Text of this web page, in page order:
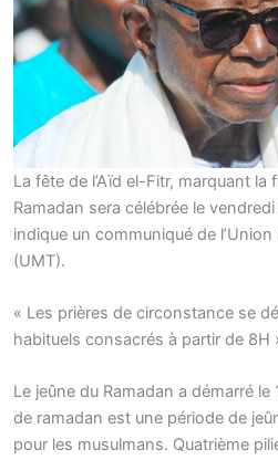
La fête de l’Aïd el-Fitr, marquant
Ramadan sera célébrée le
indique un communiqué de
(UMT).
« Les prières de circonstance se
habituels consacrés à partir de 8H
Le jeûne du Ramadan a démarré
de ramadan est une période de
pour les musulmans. Quatrième